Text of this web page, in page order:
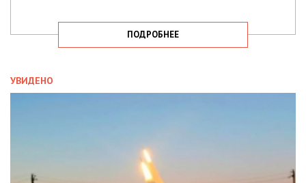
ПОДРОБНЕЕ
УВИДЕНО